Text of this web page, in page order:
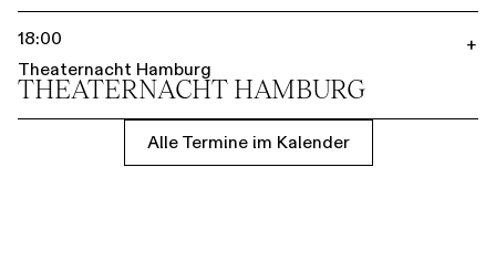
18:00
Theaternacht Hamburg
THEATER­NACHT HAMBURG
+
Alle Termine im Kalender